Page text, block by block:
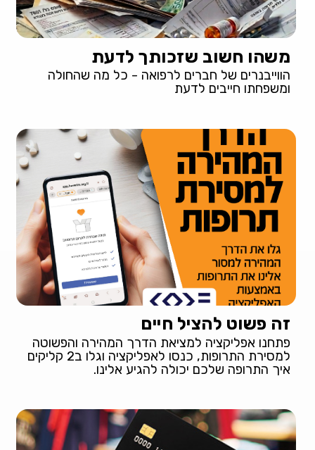
משהו חשוב שזכותך לדעת
הווייבנרים של חברים לרפואה - כל מה שהחולה
ומשפחתו חייבים לדעת
זה פשוט להציל חיים
פתחנו אפליקציה למציאת הדרך המהירה והפשוטה
למסירת התרופות, כנסו לאפליקציה וגלו ב2 קליקים
איך התרופה שלכם יכולה להגיע אלינו.